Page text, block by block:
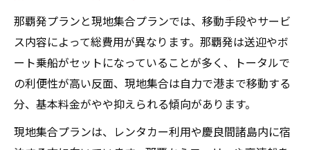
那覇発プランと現地集合プランでは、移動手段やサービ
ス内容によって総費用が異なります。那覇発は送迎やボ
ート乗船がセットになっていることが多く、トータルで
の利便性が高い反面、現地集合は自力で港まで移動する
分、基本料金がやや抑えられる傾向があります。
現地集合プランは、レンタカー利用や慶良間諸島内に宿